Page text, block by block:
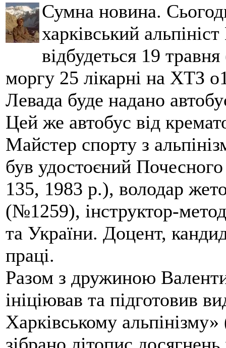
Сумна новина.
харківський
відбудеться 19
моргу 25 лікарні на ХТЗ
Левада буде надано
Цей же автобус від
Майстер спорту з
був удостоєний
135, 1983 р.), володар
(№1259), інструктор-
та України. Доцент,
праці.
Разом з дружиною
ініціював та підготовив
Харківському